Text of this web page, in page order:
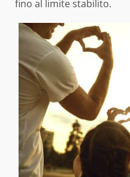
fino al limite stabilito.